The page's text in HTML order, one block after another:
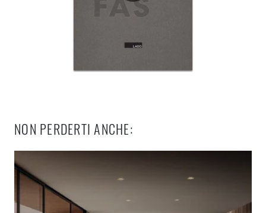
NON PERDERTI ANCHE: